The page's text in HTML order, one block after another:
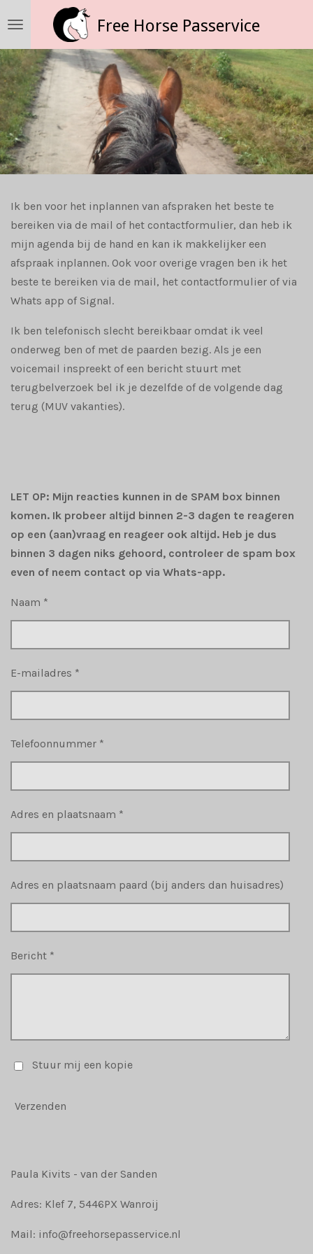
naar
de
hoofdinhoud
Free Horse Passervice
Ik ben voor het inplannen van afspraken het beste te
bereiken via de mail of het contactformulier, dan heb ik
mijn agenda bij de hand en kan ik makkelijker een
afspraak inplannen. Ook voor overige vragen ben ik het
beste te bereiken via de mail, het contactformulier of via
Whats app of Signal.
Ik ben telefonisch slecht bereikbaar omdat ik veel
onderweg ben of met de paarden bezig. Als je een
voicemail inspreekt of een bericht stuurt met
terugbelverzoek bel ik je dezelfde of de volgende dag
terug (MUV vakanties).
LET OP: Mijn reacties kunnen in de SPAM box binnen
komen. Ik probeer altijd binnen 2-3 dagen te reageren
op een (aan)vraag en reageer ook altijd. Heb je dus
binnen 3 dagen niks gehoord, controleer de spam box
even of neem contact op via Whats-app.
Naam *
E-mailadres *
Telefoonnummer *
Adres en plaatsnaam *
Adres en plaatsnaam paard (bij anders dan huisadres)
Bericht *
Stuur mij een kopie
Verzenden
Paula Kivits - van der Sanden
Adres: Klef 7, 5446PX Wanroij
Mail: info@freehorsepasservice.nl